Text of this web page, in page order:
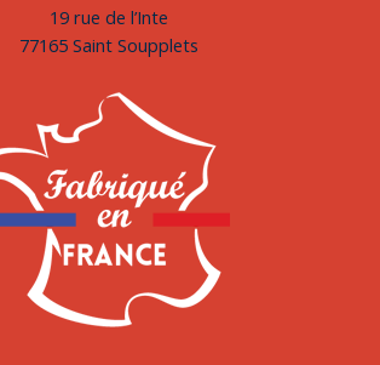
19 rue de l’Inte
77165 Saint Soupplets